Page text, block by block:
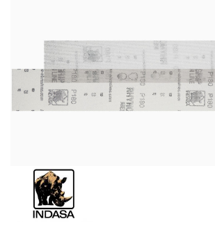
Zubehör/Hilfsmittel
Kleben & Beschichten
Abdecken
Polieren